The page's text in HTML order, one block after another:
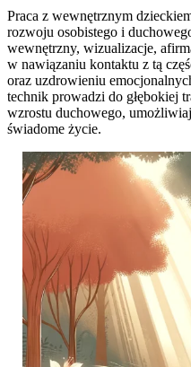
Praca z wewnętrznym
rozwoju osobistego i
wewnętrzny, wizualizacje,
w nawiązaniu kontaktu z tą
oraz uzdrowieniu
technik prowadzi do głębokiej
wzrostu duchowego,
świadome życie.